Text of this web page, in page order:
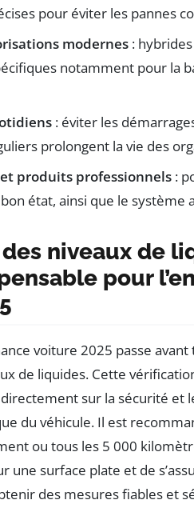
pour éviter les pannes
modernes :
notamment pour la
: éviter les
prolongent la vie des
produits professionnels :
état, ainsi que le système
niveaux de
pour
voiture 2025 passe
de liquides. Cette
sur la sécurité et
du véhicule. Il est
ou tous les 5 000
une surface plate et de
des mesures fiables et